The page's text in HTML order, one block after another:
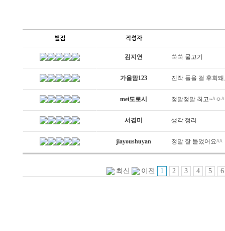
별점 작성자
김지연 쑥쑥 물고기
가을맘123 진작 들을 걸 후회
mei도로시 정말정말 최고~^ㅇ^
서경미 생각 정리
jiayoushuyan 정말 잘 들었어요^^
최신 이전 1 2 3 4 5 6